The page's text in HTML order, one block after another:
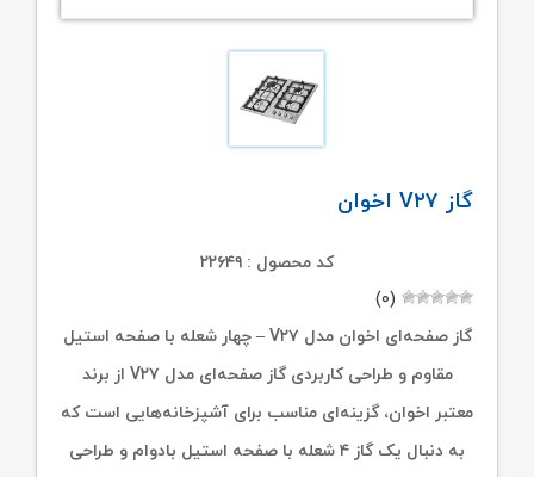
گاز V۲۷ اخوان
کد محصول : ۲۲۶۴۹
(۰)
گاز صفحه‌ای اخوان مدل V۲۷ – چهار شعله با صفحه استیل
مقاوم و طراحی کاربردی گاز صفحه‌ای مدل V۲۷ از برند
معتبر اخوان، گزینه‌ای مناسب برای آشپزخانه‌هایی است که
به دنبال یک گاز ۴ شعله با صفحه استیل بادوام و طراحی